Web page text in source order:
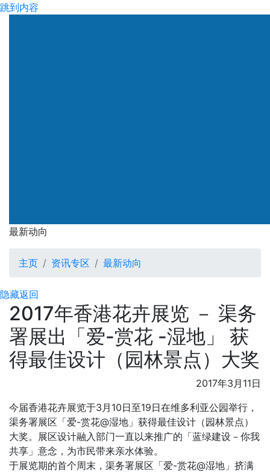
跳到内容
最新动向
最新动向
主页 资讯专区 最新动向
隐藏返回
2017年香港花卉展览 － 渠务
署展出「爱-赏花 -湿地」 获
得最佳设计（园林景点）大奖
2017年3月11日
今届香港花卉展览于3月10日至19日在维多利亚公园举行，
渠务署展区「爱-赏花@湿地」获得最佳设计（园林景点）
大奖。展区设计融入部门一直以来推广的「蓝绿建设－你我
共享」意念，为市民带来亲水体验。
于展览期的首个周末，渠务署展区「爱-赏花@湿地」挤满